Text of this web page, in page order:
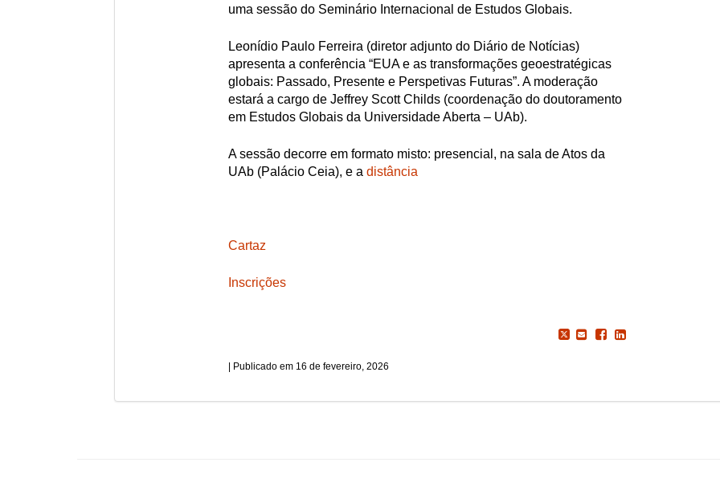
uma sessão do Seminário Internacional de Estudos Globais.
Leonídio Paulo Ferreira (diretor adjunto do Diário de Notícias)
apresenta a conferência “EUA e as transformações geoestratégicas
globais: Passado, Presente e Perspetivas Futuras”. A moderação
estará a cargo de Jeffrey Scott Childs (coordenação do doutoramento
em Estudos Globais da Universidade Aberta – UAb).
A sessão decorre em formato misto: presencial, na sala de Atos da
UAb (Palácio Ceia), e a distância
Cartaz
Inscrições
16 de fevereiro, 2026